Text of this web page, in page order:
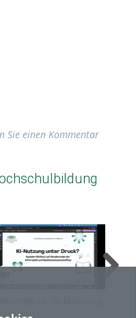
Sie einen Kommentar
Druck? Sozialer